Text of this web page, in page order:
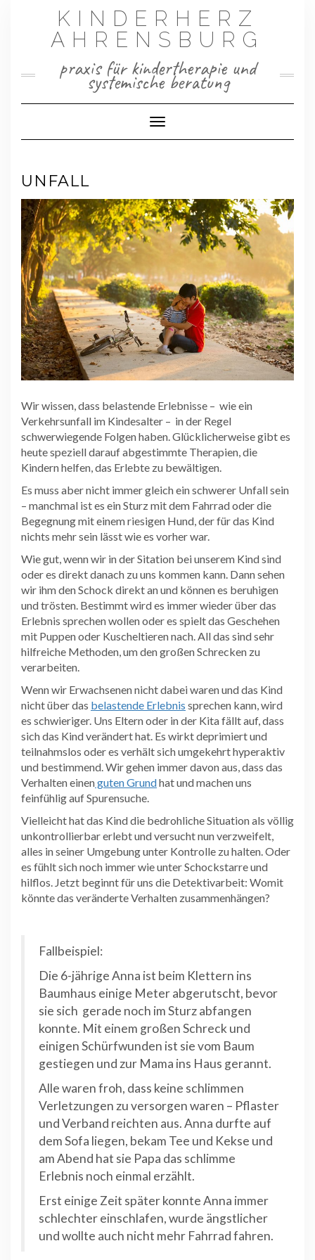
KINDERHERZ
AHRENSBURG
praxis für kindertherapie und
systemische beratung
Toggle Navigation
UNFALL
Wir wissen, dass belastende Erlebnisse – wie ein
Verkehrsunfall im Kindesalter – in der Regel
schwerwiegende Folgen haben. Glücklicherweise gibt es
heute speziell darauf abgestimmte Therapien, die
Kindern helfen, das Erlebte zu bewältigen.
Es muss aber nicht immer gleich ein schwerer Unfall sein
– manchmal ist es ein Sturz mit dem Fahrrad oder die
Begegnung mit einem riesigen Hund, der für das Kind
nichts mehr sein lässt wie es vorher war.
Wie gut, wenn wir in der Sitation bei unserem Kind sind
oder es direkt danach zu uns kommen kann. Dann sehen
wir ihm den Schock direkt an und können es beruhigen
und trösten. Bestimmt wird es immer wieder über das
Erlebnis sprechen wollen oder es spielt das Geschehen
mit Puppen oder Kuscheltieren nach. All das sind sehr
hilfreiche Methoden, um den großen Schrecken zu
verarbeiten.
Wenn wir Erwachsenen nicht dabei waren und das Kind
nicht über das belastende Erlebnis sprechen kann, wird
es schwieriger. Uns Eltern oder in der Kita fällt auf, dass
sich das Kind verändert hat. Es wirkt deprimiert und
teilnahmslos oder es verhält sich umgekehrt hyperaktiv
und bestimmend. Wir gehen immer davon aus, dass das
Verhalten einenguten Grundhat und machen uns
feinfühlig auf Spurensuche.
Vielleicht hat das Kind die bedrohliche Situation als völlig
unkontrollierbar erlebt und versucht nun verzweifelt,
alles in seiner Umgebung unter Kontrolle zu halten. Oder
es fühlt sich noch immer wie unter Schockstarre und
hilflos. Jetzt beginnt für uns die Detektivarbeit: Womit
könnte das veränderte Verhalten zusammenhängen?
Fallbeispiel:
Die 6-jährige Anna ist beim Klettern ins
Baumhaus einige Meter abgerutscht, bevor
sie sich gerade noch im Sturz abfangen
konnte. Mit einem großen Schreck und
einigen Schürfwunden ist sie vom Baum
gestiegen und zur Mama ins Haus gerannt.
Alle waren froh, dass keine schlimmen
Verletzungen zu versorgen waren – Pflaster
und Verband reichten aus. Anna durfte auf
dem Sofa liegen, bekam Tee und Kekse und
am Abend hat sie Papa das schlimme
Erlebnis noch einmal erzählt.
Erst einige Zeit später konnte Anna immer
schlechter einschlafen, wurde ängstlicher
und wollte auch nicht mehr Fahrrad fahren.